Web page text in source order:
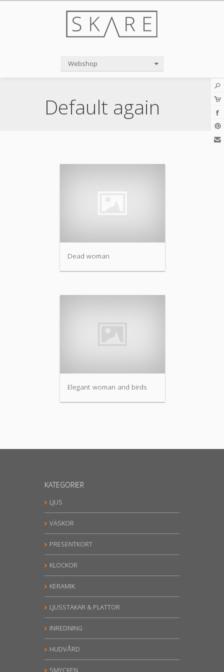
Webshop
Default again
Dead woman
Elegant woman and birds
KATEGORIER
LJUS
VÄSKOR
PRESENTKORT
KLOCKOR
KERAMIK
LJUSSTAKAR & PLATTOR
INREDNING
HUDVÅRD
SMYCKEN